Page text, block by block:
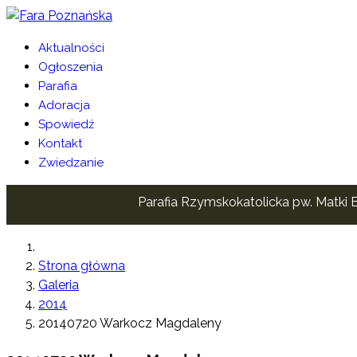
Aktualności
Ogłoszenia
Parafia
Adoracja
Spowiedź
Kontakt
Zwiedzanie
Parafia Rzymskokatolicka pw. Matki
Strona główna
Galeria
2014
20140720 Warkocz Magdaleny